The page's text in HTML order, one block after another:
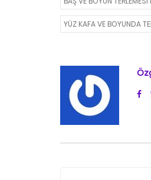
YÜZ KAFA VE BOYUNDA